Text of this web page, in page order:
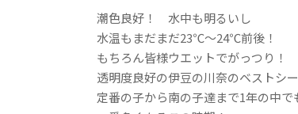
潮色良好！ 水中も明るいし
水温もまだまだ23℃～24℃前後！
もちろん皆様ウエットでがっつり！
透明度良好の伊豆の川奈のベストシー
定番の子から南の子達まで1年の中で